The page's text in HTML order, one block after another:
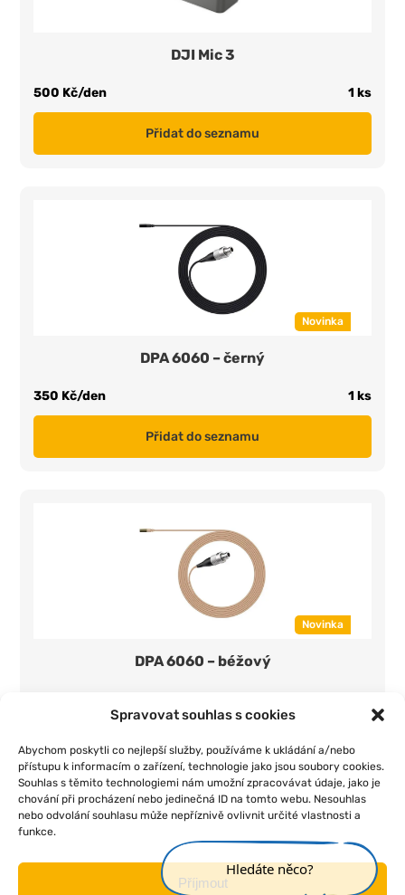
Spravovat souhlas s cookies
Abychom poskytli co nejlepší služby, používáme k ukládání a/nebo
přístupu k informacím o zařízení, technologie jako jsou soubory cookies.
Souhlas s těmito technologiemi nám umožní zpracovávat údaje, jako je
chování při procházení nebo jedinečná ID na tomto webu. Nesouhlas
nebo odvolání souhlasu může nepříznivě ovlivnit určité vlastnosti a
funkce.
Příjmout
DJI Mic 3
500 Kč/den 1 ks
Přidat do seznamu
Novinka
DPA 6060 – černý
350 Kč/den 1 ks
Přidat do seznamu
Novinka
DPA 6060 – béžový
Úvod | O nás | Pojištění | Obchodní podmínky | Kontakt
Hledáte něco?